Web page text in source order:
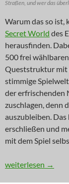
Straßen, und wer das
Warum das so ist,
Secret World des
herausfinden.
500 frei
Queststruktur mit
stimmige
der erfrischenden
zuschlagen, denn
auszubleiben.
erschließen und
mit dem Spiel
INNOVATION: Da
weiterlesen →